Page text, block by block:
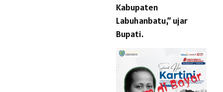
Kabupaten
Labuhanbatu,” ujar
Bupati.